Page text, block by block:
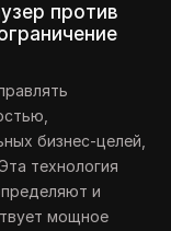
против
бизнес-целей,
технология
и
мощное